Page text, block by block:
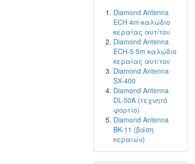
Diamond Antenna
ECH 4m καλώδιο
κεραίας αυτ/του
Diamond Antenna
ECH-5 5m καλώδιο
κεραίας αυτ/του
Diamond Antenna
SX-400
Diamond Antenna
DL-50A (τεχνητό
φορτίο)
Diamond Antenna
BK-11 (βάση
κεραιών)